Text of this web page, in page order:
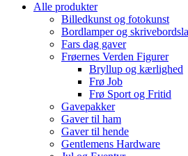
Alle produkter
Billedkunst og fotokunst
Bordlamper og
Fars dag gaver
Frøernes Verden Figurer
Bryllup og kærlighed
Frø Job
Frø Sport og Fritid
Gavepakker
Gaver til ham
Gaver til hende
Gentlemens Hardware